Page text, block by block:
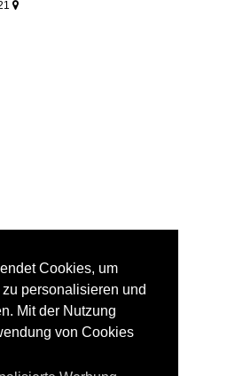

Cookies, um
personalisieren und
Mit der Nutzung
von Cookies